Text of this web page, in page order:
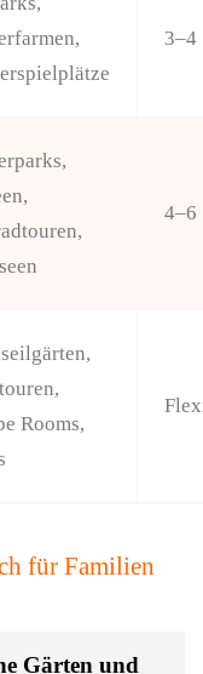
3–4
4–6
Rooms,
für Familien
Gärten und